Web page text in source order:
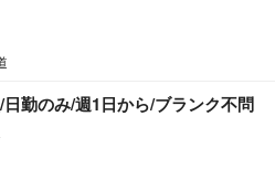
勤のみ/週1日から/ブランク不問